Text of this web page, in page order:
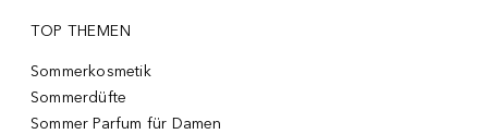
TOP THEMEN
Sommerkosmetik
Sommerdüfte
Sommer Parfum für Damen